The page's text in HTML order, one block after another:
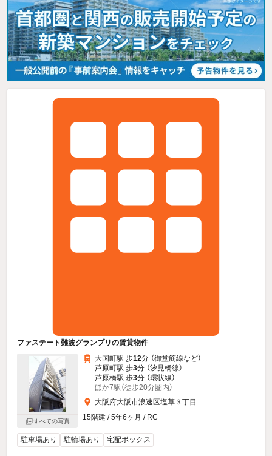
ファステート難波グランプリの賃貸物件
すべての写真
大国町駅 歩12分 （御堂筋線など）
芦原町駅 歩3分 （汐見橋線）
芦原橋駅 歩3分 （環状線）
ほか7駅（徒歩20分圏内）
大阪府大阪市浪速区塩草３丁目
15階建 / 5年6ヶ月 / RC
駐車場あり 駐輪場あり 宅配ボックス